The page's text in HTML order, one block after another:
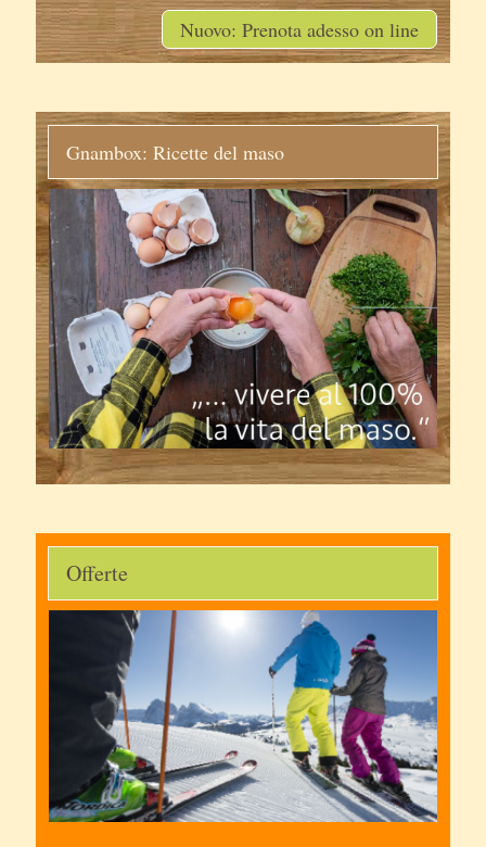
Nuovo: Prenota adesso on line
Gnambox: Ricette del maso
Offerte